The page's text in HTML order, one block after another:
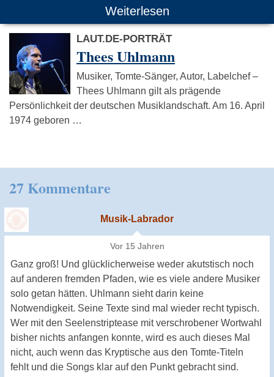
Weiterlesen
LAUT.DE-PORTRÄT
Thees Uhlmann
Musiker, Tomte-Sänger, Autor, Labelchef –
Thees Uhlmann gilt als prägende
Persönlichkeit der deutschen Musiklandschaft. Am 16. April
1974 geboren …
27 Kommentare
Musik-Labrador
Vor 15 Jahren
Ganz groß! Und glücklicherweise weder akutstisch noch
auf anderen fremden Pfaden, wie es viele andere Musiker
solo getan hätten. Uhlmann sieht darin keine
Notwendigkeit. Seine Texte sind mal wieder recht typisch.
Wer mit den Seelenstriptease mit verschrobener Wortwahl
bisher nichts anfangen konnte, wird es auch dieses Mal
nicht, auch wenn das Kryptische aus den Tomte-Titeln
fehlt und die Songs klar auf den Punkt gebracht sind.